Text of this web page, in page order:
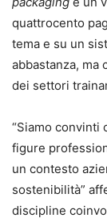
quattrocento
tema e su un
abbastanza, ma
dei settori
“Siamo convinti
figure
un contesto
sostenibilità”
discipline